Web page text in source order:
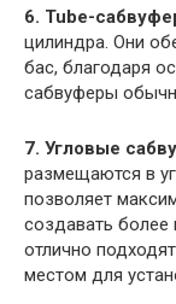
6. Tube-
цилиндра. Они
бас, благодаря
сабвуферы
7. Угловые
размещаются в
позволяет
создавать более
отлично
местом для